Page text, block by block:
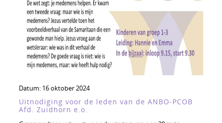
Datum: 16 oktober 2024
Uitnodiging voor de leden van de ANBO-PCOB
Afd. Zuidhorn e.o.